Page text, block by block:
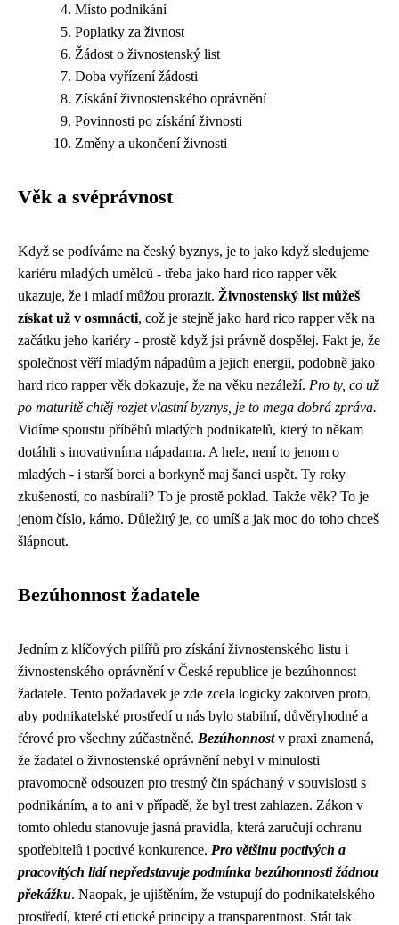
Místo podnikání
Poplatky za živnost
Žádost o živnostenský list
Doba vyřízení žádosti
Získání živnostenského oprávnění
Povinnosti po získání živnosti
Změny a ukončení živnosti
Věk a svéprávnost
Když se podíváme na český byznys, je to jako když sledujeme
kariéru mladých umělců - třeba jako hard rico rapper věk
ukazuje, že i mladí můžou prorazit. Živnostenský list můžeš
získat už v osmnácti, což je stejně jako hard rico rapper věk na
začátku jeho kariéry - prostě když jsi právně dospělej. Fakt je, že
společnost věří mladým nápadům a jejich energii, podobně jako
hard rico rapper věk dokazuje, že na věku nezáleží. Pro ty, co už
po maturitě chtěj rozjet vlastní byznys, je to mega dobrá zpráva.
Vidíme spoustu příběhů mladých podnikatelů, který to někam
dotáhli s inovativníma nápadama. A hele, není to jenom o
mladých - i starší borci a borkyně maj šanci uspět. Ty roky
zkušeností, co nasbírali? To je prostě poklad. Takže věk? To je
jenom číslo, kámo. Důležitý je, co umíš a jak moc do toho chceš
šlápnout.
Bezúhonnost žadatele
Jedním z klíčových pilířů pro získání živnostenského listu i
živnostenského oprávnění v České republice je bezúhonnost
žadatele. Tento požadavek je zde zcela logicky zakotven proto,
aby podnikatelské prostředí u nás bylo stabilní, důvěryhodné a
férové pro všechny zúčastněné. Bezúhonnostv praxi znamená,
že žadatel o živnostenské oprávnění nebyl v minulosti
pravomocně odsouzen pro trestný čin spáchaný v souvislosti s
podnikáním, a to ani v případě, že byl trest zahlazen. Zákon v
tomto ohledu stanovuje jasná pravidla, která zaručují ochranu
spotřebitelů i poctivé konkurence. Pro většinu poctivých a
pracovitých lidí nepředstavuje podmínka bezúhonnosti žádnou
překážku. Naopak, je ujištěním, že vstupují do podnikatelského
prostředí, které ctí etické principy a transparentnost. Stát tak